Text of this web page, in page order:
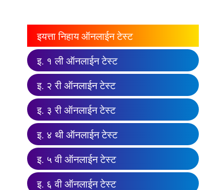
इयत्ता निहाय ऑनलाईन टेस्ट
इ. १ ली ऑनलाईन टेस्ट
इ. २ री ऑनलाईन टेस्ट
इ. ३ री ऑनलाईन टेस्ट
इ. ४ थी ऑनलाईन टेस्ट
इ. ५ वी ऑनलाईन टेस्ट
इ. ६ वी ऑनलाईन टेस्ट